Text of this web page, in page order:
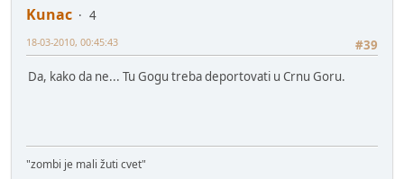
Kunac
4
#39
18-03-2010, 00:45:43
Da, kako da ne... Tu Gogu treba deportovati u Crnu Goru.
"zombi je mali žuti cvet"